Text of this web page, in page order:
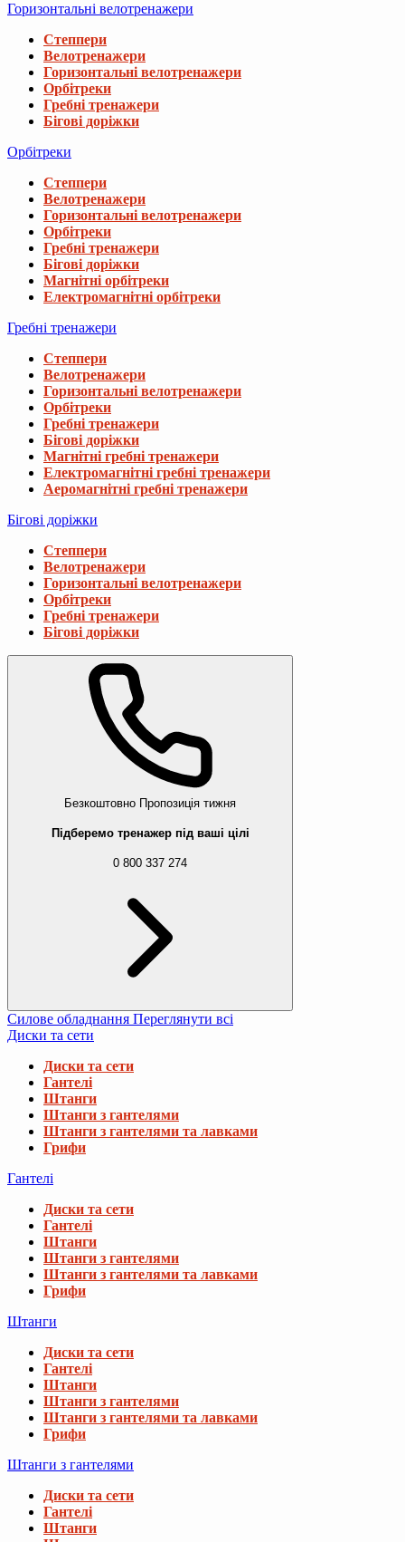
Горизонтальні велотренажери
Степпери
Велотренажери
Горизонтальні велотренажери
Орбітреки
Гребні тренажери
Бігові доріжки
Орбітреки
Степпери
Велотренажери
Горизонтальні велотренажери
Орбітреки
Гребні тренажери
Бігові доріжки
Магнітні орбітреки
Електромагнітні орбітреки
Гребні тренажери
Степпери
Велотренажери
Горизонтальні велотренажери
Орбітреки
Гребні тренажери
Бігові доріжки
Магнітні гребні тренажери
Електромагнітні гребні тренажери
Аеромагнітні гребні тренажери
Бігові доріжки
Степпери
Велотренажери
Горизонтальні велотренажери
Орбітреки
Гребні тренажери
Бігові доріжки
Безкоштовно Пропозиція тижня
Підберемо тренажер під ваші цілі
0 800 337 274
Силове обладнання Переглянути всі
Диски та сети
Диски та сети
Гантелі
Штанги
Штанги з гантелями
Штанги з гантелями та лавками
Грифи
Гантелі
Диски та сети
Гантелі
Штанги
Штанги з гантелями
Штанги з гантелями та лавками
Грифи
Штанги
Диски та сети
Гантелі
Штанги
Штанги з гантелями
Штанги з гантелями та лавками
Грифи
Штанги з гантелями
Диски та сети
Гантелі
Штанги